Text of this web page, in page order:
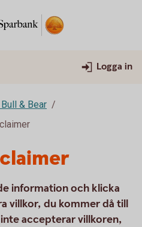
Logga in
& Bear
information och klicka
villkor, du kommer då till
accepterar villkoren,